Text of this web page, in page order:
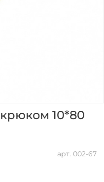
арт. 002-67
10*80